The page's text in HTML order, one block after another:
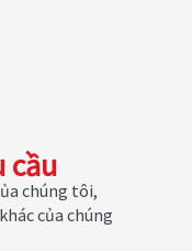
cầu
chúng tôi,
của chúng